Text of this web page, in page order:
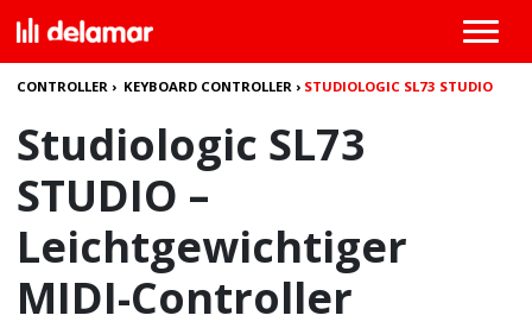
CONTROLLER › KEYBOARD CONTROLLER › STUDIOLOGIC SL73 STUDIO
Studiologic SL73
STUDIO –
Leichtgewichtiger
MIDI-Controller